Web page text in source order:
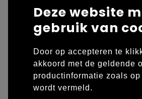
Laptop hoezen en tassen
Papieren tassen
Promotietassen
Overige kleding
Sweaters bedrukken
T-shirts bedrukken
Deze website
gebruik van
Door op accepteren te
akkoord met de geldende
productinformatie zoals
wordt vermeld.